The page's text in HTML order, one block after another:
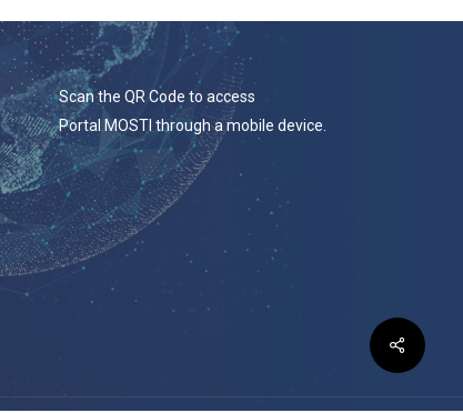
Scan the QR Code to access
Portal MOSTI through a mobile device.